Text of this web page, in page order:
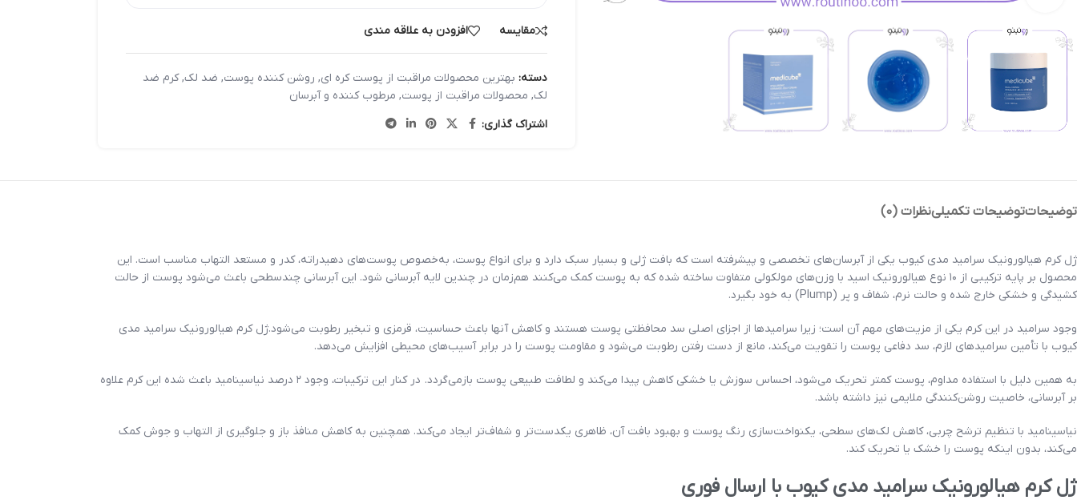
مقایسه افزودن به علاقه مندی
دسته: بهترین محصولات مراقبت از پوست کره ای, روشن کننده پوست, ضد لک, کرم ضد
لک, محصولات مراقبت از پوست, مرطوب کننده و آبرسان
اشتراک گذاری:
توضیحاتتوضیحات تکمیلینظرات (0)
ژل کرم هیالورونیک سرامید مدی کیوب یکی از آبرسان‌های تخصصی و پیشرفته است که بافت ژلی و بسیار سبک دارد و برای انواع پوست، به‌خصوص پوست‌های دهیدراته، کدر و مستعد التهاب مناسب است. این
محصول بر پایه ترکیبی از ۱۰ نوع هیالورونیک اسید با وزن‌های مولکولی متفاوت ساخته شده که به پوست کمک می‌کنند هم‌زمان در چندین لایه آبرسانی شود. این آبرسانی چندسطحی باعث می‌شود پوست از حالت
کشیدگی و خشکی خارج شده و حالت نرم، شفاف و پر (Plump) به خود بگیرد.
وجود سرامید در این کرم یکی از مزیت‌های مهم آن است؛ زیرا سرامیدها از اجزای اصلی سد محافظتی پوست هستند و کاهش آنها باعث حساسیت، قرمزی و تبخیر رطوبت می‌شود.ژل کرم هیالورونیک سرامید مدی
کیوب با تأمین سرامیدهای لازم، سد دفاعی پوست را تقویت می‌کند، مانع از دست رفتن رطوبت می‌شود و مقاومت پوست را در برابر آسیب‌های محیطی افزایش می‌دهد.
به همین دلیل با استفاده مداوم، پوست کمتر تحریک می‌شود، احساس سوزش یا خشکی کاهش پیدا می‌کند و لطافت طبیعی پوست بازمی‌گردد. در کنار این ترکیبات، وجود ۲ درصد نیاسینامید باعث شده این کرم علاوه
بر آبرسانی، خاصیت روشن‌کنندگی ملایمی نیز داشته باشد.
نیاسینامید با تنظیم ترشح چربی، کاهش لک‌های سطحی، یکنواخت‌سازی رنگ پوست و بهبود بافت آن، ظاهری یکدست‌تر و شفاف‌تر ایجاد می‌کند. همچنین به کاهش منافذ باز و جلوگیری از التهاب و جوش کمک
می‌کند، بدون اینکه پوست را خشک یا تحریک کند.
ژل کرم هیالورونیک سرامید مدی کیوب با ارسال فوری